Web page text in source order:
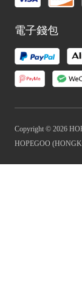
電子錢包
Copyright © 2026
HOPEGOO